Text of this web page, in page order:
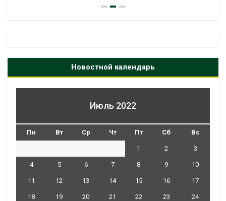
Новостной календарь
Июль 2022
Пн Вт Ср Чт Пт Сб Вс
1 2 3
4 5 6 7 8 9 10
11 12 13 14 15 16 17
18 19 20 21 22 23 24